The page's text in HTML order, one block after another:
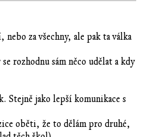
za všechny, ale pak ta válka
rozhodnu sám něco udělat a kdy
Stejně jako lepší komunikace s
oběti, že to dělám pro druhé,